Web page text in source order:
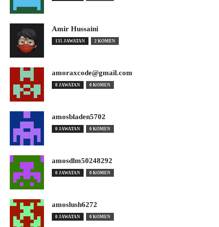
Amir Hussaini
135 JAWATAN 2 KOMEN
amoraxcode@gmail.com
0 JAWATAN 0 KOMEN
amosbladen5702
0 JAWATAN 0 KOMEN
amosdlm50248292
0 JAWATAN 0 KOMEN
amoslush6272
0 JAWATAN 0 KOMEN